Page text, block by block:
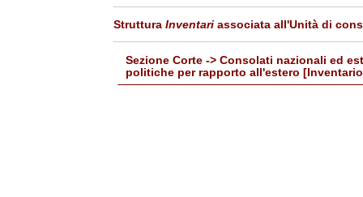
Struttura Inventari associata all'Unità di
Sezione Corte -> Consolati nazionali ed
politiche per rapporto all'estero [Inventario